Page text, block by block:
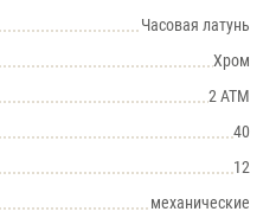
Часовая латунь
Хром
2 АТМ
40
12
механические